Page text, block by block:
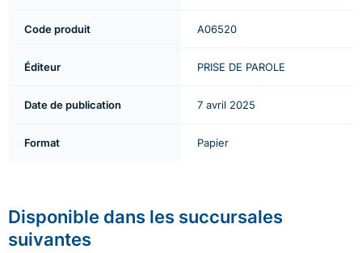
Code produit A06520
Éditeur PRISE DE PAROLE
Date de publication 7 avril 2025
Format Papier
Disponible dans les succursales
suivantes